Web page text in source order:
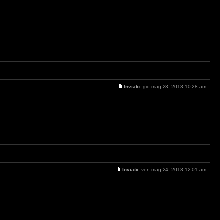
Inviato: gio mag 23, 2013 10:28 am
Inviato: ven mag 24, 2013 12:01 am